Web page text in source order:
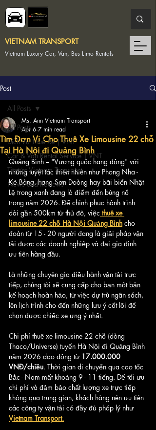
Vietnam Luxury Car, Van, Bus Limo Rentals
VIETNAM TRANSPORT
Post
All Posts
Dịch Vụ Thuê Xe | VNT
Car & Van Rental Service | VNT
Tin tức Vietnam Transport
News and Reviews
All Posts
Tìm Đơn Vị Cho Thuê Xe Limousine 22 chỗ
Tại Hà Nội đi Quảng Bình
Ms. Ann Vietnam Transport
Apr 6 7 min read
Quảng Bình – "Vương quốc hang động" với
những tuyệt tác thiên nhiên như Phong Nha -
Kẻ Bàng, hang Sơn Đoòng hay bãi biển Nhật
Lệ trong xanh đang là điểm đến bùng nổ
trong năm 2026. Để chinh phục hành trình
dài gần 500km từ thủ đô, việc thuê xe
limousine 22 chỗ Hà Nội Quảng Bình cho
đoàn từ 15 - 20 người đang là giải pháp vận
tải được các doanh nghiệp và đại gia đình
ưu tiên hàng đầu.
Là những chuyên gia điều hành vận tải trực
tiếp, chúng tôi sẽ cung cấp cho bạn một bản
kế hoạch hoàn hảo, từ việc dự trù ngân sách,
lên lịch trình cho đến những lưu ý cốt lõi để
chọn được chiếc xe ưng ý nhất.
Chi phí thuê xe limousine 22 chỗ (dòng
Thaco/Universe) tuyến Hà Nội đi Quảng Bình
năm 2026 dao động từ 17.000.000
VNĐ/chiều. Thời gian di chuyển qua cao tốc
Bắc - Nam mất khoảng 9 - 11 tiếng. Để tối ưu
chi phí và đảm bảo chất lượng xe trực tiếp
không qua trung gian, khách hàng nên ưu tiên
các công ty vận tải có đầy đủ pháp lý như
Vietnam Transport.